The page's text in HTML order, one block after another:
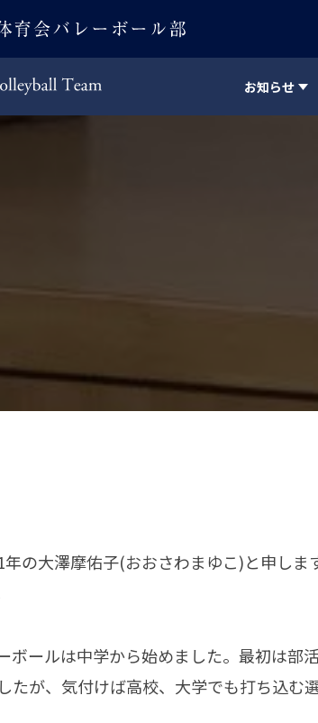
Keio University Volleyball Teamお知らせ
の大澤摩佑子(おおさわまゆこ)と申し
ールは中学から始めました。最初は部
たが、気付けば高校、大学でも打ち込む